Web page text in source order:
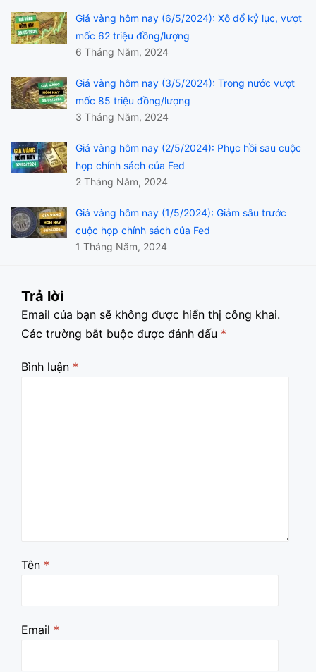
Giá vàng hôm nay (6/5/2024): Xô đổ kỷ lục, vượt
mốc 62 triệu đồng/lượng
6 Tháng Năm, 2024
Giá vàng hôm nay (3/5/2024): Trong nước vượt
mốc 85 triệu đồng/lượng
3 Tháng Năm, 2024
Giá vàng hôm nay (2/5/2024): Phục hồi sau cuộc
họp chính sách của Fed
2 Tháng Năm, 2024
Giá vàng hôm nay (1/5/2024): Giảm sâu trước
cuộc họp chính sách của Fed
1 Tháng Năm, 2024
Trả lời
Email của bạn sẽ không được hiển thị công khai.
Các trường bắt buộc được đánh dấu *
Bình luận *
Tên *
Email *